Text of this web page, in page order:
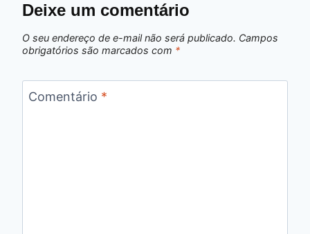
Deixe um comentário
O seu endereço de e-mail não será publicado. Campos
obrigatórios são marcados com *
Comentário *